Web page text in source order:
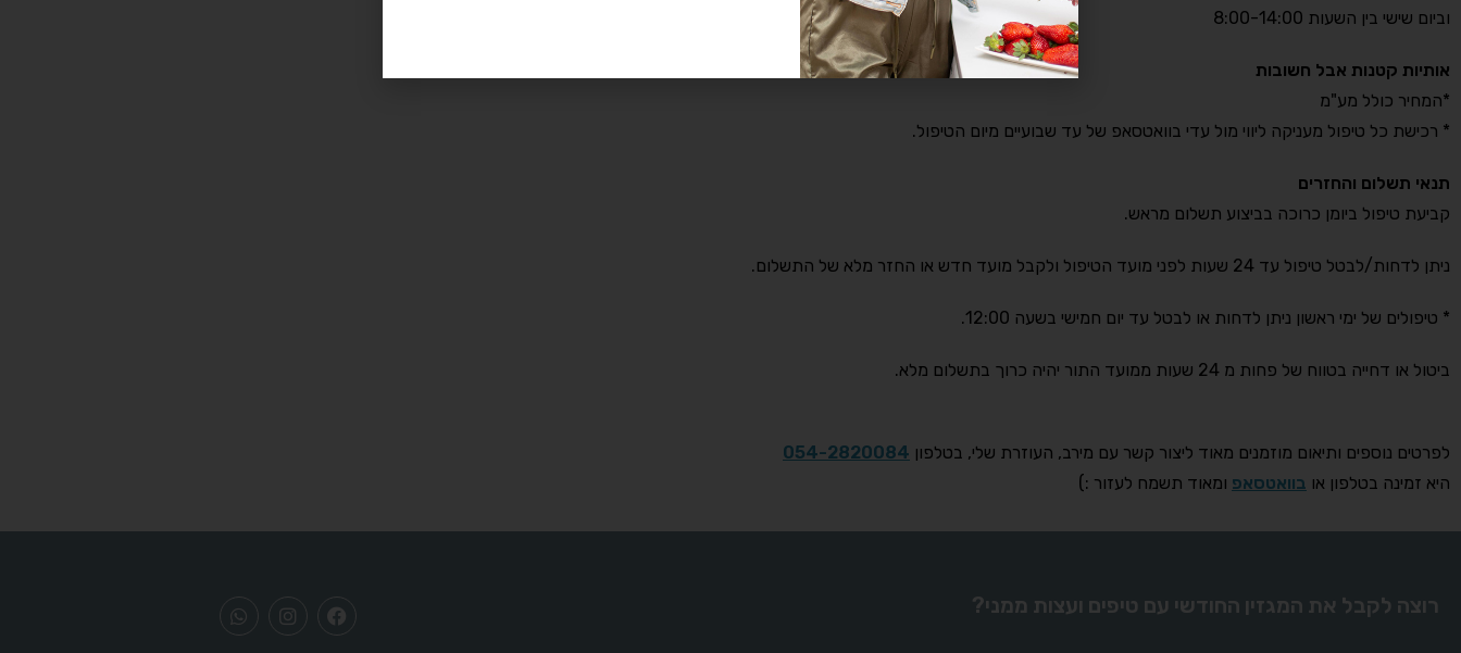
וביום שישי בין השעות 8:00-14:00
אותיות קטנות אבל חשובות
*המחיר כולל מע"מ
* רכישת כל טיפול מעניקה ליווי מול עדי בוואטסאפ של עד שבועיים מיום הטיפול.
תנאי תשלום והחזרים
קביעת טיפול ביומן כרוכה בביצוע תשלום מראש.
ניתן לדחות/לבטל טיפול עד 24 שעות לפני מועד הטיפול ולקבל מועד חדש או החזר מלא של התשלום.
* טיפולים של ימי ראשון ניתן לדחות או לבטל עד יום חמישי בשעה 12:00.
ביטול או דחייה בטווח של פחות מ 24 שעות ממועד התור יהיה כרוך בתשלום מלא.
לפרטים נוספים ותיאום מוזמנים מאוד ליצור קשר עם מירב, העוזרת שלי, בטלפון 054-2820084
היא זמינה בטלפון או בוואטסאפ ומאוד תשמח לעזור :)
רוצה לקבל את המגזין החודשי עם טיפים ועצות ממני?